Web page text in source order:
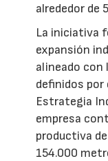
alrededor de
La iniciativa
expansión
alineado
definidos por
Estrategia
empresa
productiva
154.000